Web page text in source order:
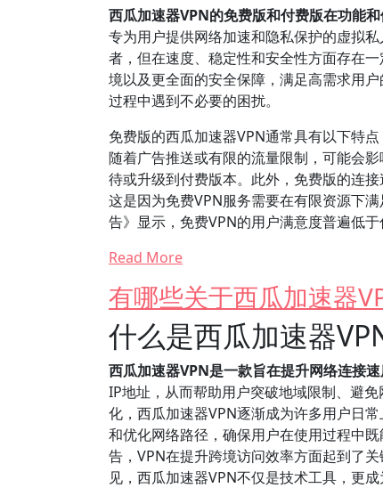
西瓜加速器VPN的免费版和付费版在功能
专为用户提供网络加速和隐私保护的虚拟
者，但在速度、稳定性和安全性方面存在
境以及更全面的安全保障，满足高需求用
过程中遇到不必要的困扰。
免费版的西瓜加速器VPN通常具有以下特
随着广告推送或有限的流量限制，可能会
待或升级到付费版本。此外，免费版的连
这是因为免费VPN服务需要在有限资源下
告》显示，免费VPN的用户满意度普遍低
Read More
有哪些关于西瓜加速器
什么是西瓜加速器
西瓜加速器VPN是一款旨在提升网络连接
IP地址，从而帮助用户突破地域限制、避
化，西瓜加速器VPN逐渐成为许多用户日
和优化网络路径，确保用户在使用过程中
告，VPN在提升跨境访问效率方面起到了
见，西瓜加速器VPN不仅是技术工具，更